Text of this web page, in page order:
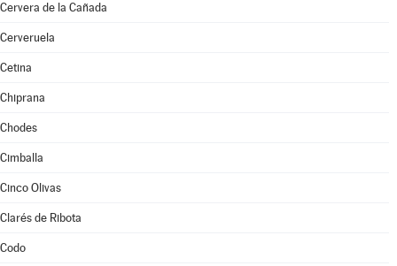
Cervera de la Cañada
Cerveruela
Cetina
Chiprana
Chodes
Cimballa
Cinco Olivas
Clarés de Ribota
Codo